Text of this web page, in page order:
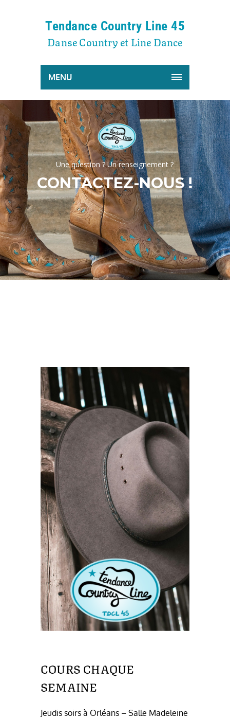
Tendance Country Line 45
Danse Country et Line Dance
MENU
Une question ? Un renseignement ?
CONTACTEZ-NOUS !
COURS CHAQUE
SEMAINE
Jeudis soirs à Orléans – Salle Madeleine